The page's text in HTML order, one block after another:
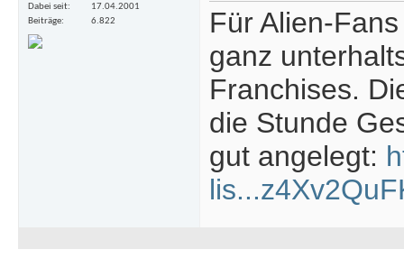
Dabei seit
17.04.2001
Beiträge
6.822
Für Alien-
ganz
Franchises.
die Stunde
gut angelegt: